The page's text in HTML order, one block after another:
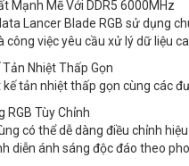
Mạnh Mẽ Với DDR5 6000MHz
Lancer Blade RGB sử dụng
công việc yêu cầu xử lý dữ liệu
Tản Nhiệt Thấp Gọn
kế tản nhiệt thấp gọn cùng các
RGB Tùy Chỉnh
có thể dễ dàng điều chỉnh
diễn ánh sáng độc đáo theo